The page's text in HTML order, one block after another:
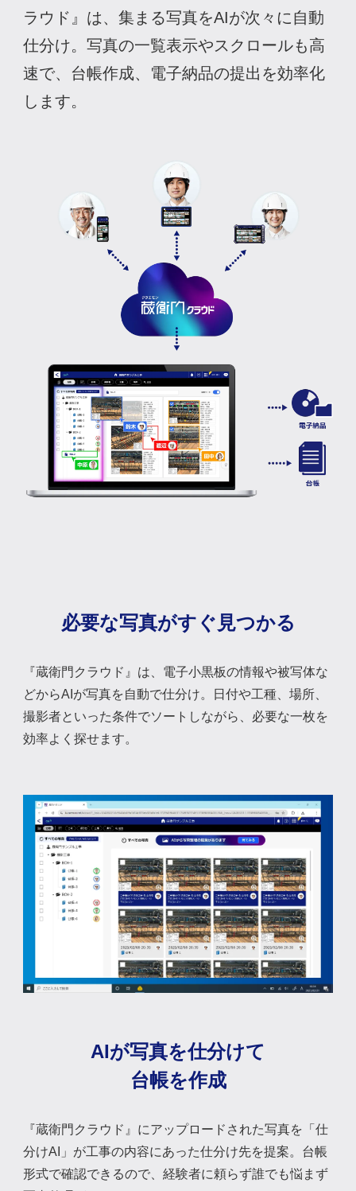
ラウド』は、集まる写真をAIが次々に自動
仕分け。写真の一覧表示やスクロールも高
速で、台帳作成、電子納品の提出を効率化
します。
必要な写真がすぐ見つかる
『蔵衛門クラウド』は、電子小黒板の情報や被写体な
どからAIが写真を自動で仕分け。日付や工種、場所、
撮影者といった条件でソートしながら、必要な一枚を
効率よく探せます。
AIが写真を仕分けて
台帳を作成
『蔵衛門クラウド』にアップロードされた写真を「仕
分けAI」が工事の内容にあった仕分け先を提案。台帳
形式で確認できるので、経験者に頼らず誰でも悩まず